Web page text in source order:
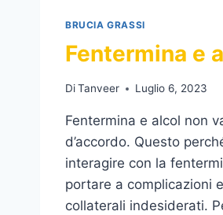
BRUCIA GRASSI
Fentermina e
DiTanveer Luglio 6, 2023
Fentermina e alcol non
d’accordo. Questo
interagire con la
portare a complicazioni
collaterali indesiderati.